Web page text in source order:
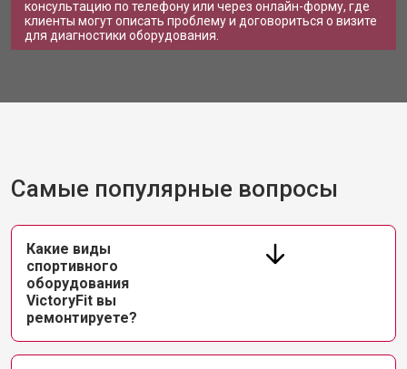
консультацию по телефону или через онлайн-форму, где
клиенты могут описать проблему и договориться о визите
для диагностики оборудования.
Самые популярные вопросы
Какие виды
спортивного
оборудования
VictoryFit вы
ремонтируете?